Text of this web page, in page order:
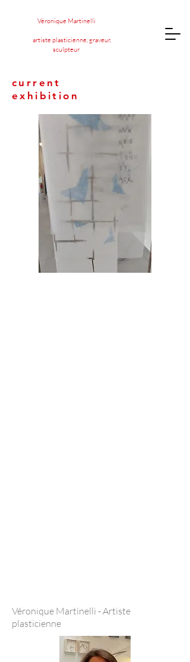
Véronique Martinelli
artiste plasticienne, graveur,
sculpteur
current
exhibition
Véronique Martinelli - Artiste
plasticienne